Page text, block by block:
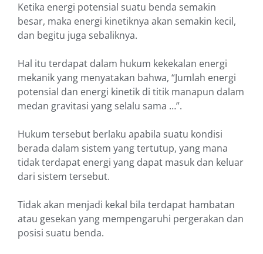
Ketika energi potensial suatu benda semakin
besar, maka energi kinetiknya akan semakin kecil,
dan begitu juga sebaliknya.
Hal itu terdapat dalam hukum kekekalan energi
mekanik yang menyatakan bahwa, “Jumlah energi
potensial dan energi kinetik di titik manapun dalam
medan gravitasi yang selalu sama …”.
Hukum tersebut berlaku apabila suatu kondisi
berada dalam sistem yang tertutup, yang mana
tidak terdapat energi yang dapat masuk dan keluar
dari sistem tersebut.
Tidak akan menjadi kekal bila terdapat hambatan
atau gesekan yang mempengaruhi pergerakan dan
posisi suatu benda.